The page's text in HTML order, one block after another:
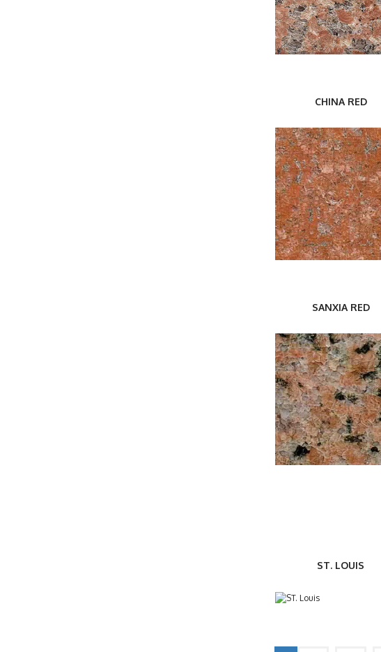
CHINA RED
SANXIA RED
ST. LOUIS